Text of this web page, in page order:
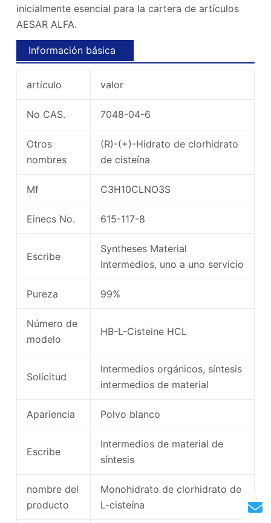
inicialmente esencial para la cartera de artículos
AESAR ALFA.
Información básica
artículo valor
No CAS. 7048-04-6
Otros
nombres
(R)-(+)-Hidrato de clorhidrato
de cisteína
Mf C3H10CLNO3S
Einecs No. 615-117-8
Escribe
Syntheses Material
Intermedios, uno a uno servicio
Pureza 99%
Número de
modelo
HB-L-Cisteine ​​HCL
Solicitud
Intermedios orgánicos, síntesis
intermedios de material
Apariencia Polvo blanco
Escribe
Intermedios de material de
síntesis
nombre del
producto
Monohidrato de clorhidrato de
L-cisteína